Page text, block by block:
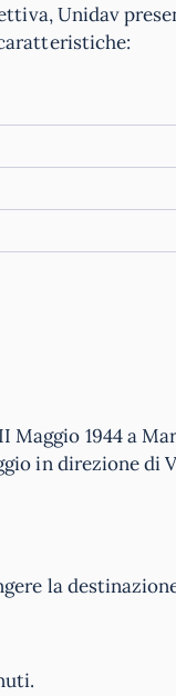
Unidav
Maggio 1944 a
in direzione di
la